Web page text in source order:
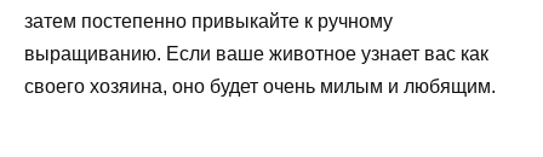
затем постепенно привыкайте к ручному
выращиванию. Если ваше животное узнает вас как
своего хозяина, оно будет очень милым и любящим.